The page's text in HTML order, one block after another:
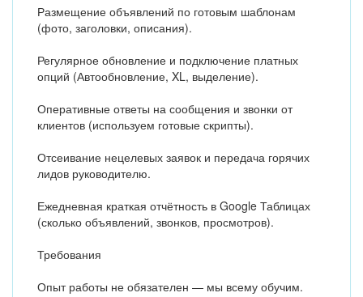
Размещение объявлений по готовым шаблонам
(фото, заголовки, описания).
Регулярное обновление и подключение платных
опций (Автообновление, XL, выделение).
Оперативные ответы на сообщения и звонки от
клиентов (используем готовые скрипты).
Отсеивание нецелевых заявок и передача горячих
лидов руководителю.
Ежедневная краткая отчётность в Google Таблицах
(сколько объявлений, звонков, просмотров).
Требования
Опыт работы не обязателен — мы всему обучим.